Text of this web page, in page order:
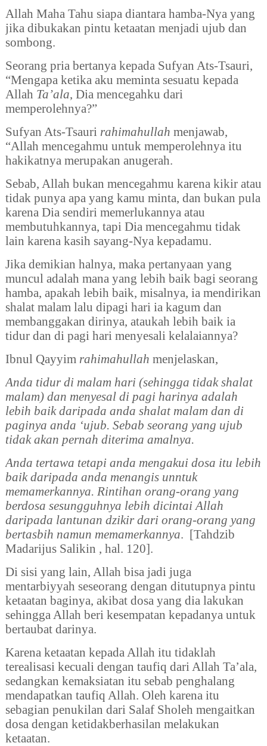
Allah Maha Tahu siapa diantara hamba-Nya yang
jika dibukakan pintu ketaatan menjadi ujub dan
sombong.
Seorang pria bertanya kepada Sufyan Ats-Tsauri,
“Mengapa ketika aku meminta sesuatu kepada
Allah Ta’ala, Dia mencegahku dari
memperolehnya?”
Sufyan Ats-Tsauri rahimahullah menjawab,
“Allah mencegahmu untuk memperolehnya itu
hakikatnya merupakan anugerah.
Sebab, Allah bukan mencegahmu karena kikir atau
tidak punya apa yang kamu minta, dan bukan pula
karena Dia sendiri memerlukannya atau
membutuhkannya, tapi Dia mencegahmu tidak
lain karena kasih sayang-Nya kepadamu.
Jika demikian halnya, maka pertanyaan yang
muncul adalah mana yang lebih baik bagi seorang
hamba, apakah lebih baik, misalnya, ia mendirikan
shalat malam lalu dipagi hari ia kagum dan
membanggakan dirinya, ataukah lebih baik ia
tidur dan di pagi hari menyesali kelalaiannya?
Ibnul Qayyim rahimahullah menjelaskan,
Anda tidur di malam hari (sehingga tidak shalat
malam) dan menyesal di pagi harinya adalah
lebih baik daripada anda shalat malam dan di
paginya anda ‘ujub. Sebab seorang yang ujub
tidak akan pernah diterima amalnya.
Anda tertawa tetapi anda mengakui dosa itu lebih
baik daripada anda menangis unntuk
memamerkannya. Rintihan orang-orang yang
berdosa sesungguhnya lebih dicintai Allah
daripada lantunan dzikir dari orang-orang yang
bertasbih namun memamerkannya. [Tahdzib
Madarijus Salikin , hal. 120].
Di sisi yang lain, Allah bisa jadi juga
mentarbiyyah seseorang dengan ditutupnya pintu
ketaatan baginya, akibat dosa yang dia lakukan
sehingga Allah beri kesempatan kepadanya untuk
bertaubat darinya.
Karena ketaatan kepada Allah itu tidaklah
terealisasi kecuali dengan taufiq dari Allah Ta’ala,
sedangkan kemaksiatan itu sebab penghalang
mendapatkan taufiq Allah. Oleh karena itu
sebagian penukilan dari Salaf Sholeh mengaitkan
dosa dengan ketidakberhasilan melakukan
ketaatan.